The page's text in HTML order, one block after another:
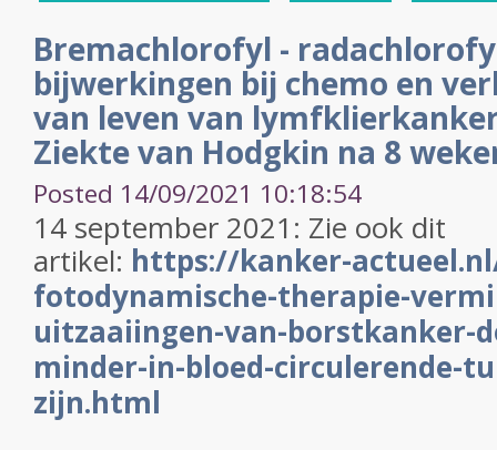
Bremachlorofyl -
bijwerkingen bij chemo en
van leven van
Ziekte van Hodgkin na 8
Posted 14/09/2021 10:18:54
14 september 2021: Zie ook dit
artikel: https://kanker-
fotodynamische-therapie-
uitzaaiingen-van-borstkanker-
minder-in-bloed-circulerende-
zijn.html